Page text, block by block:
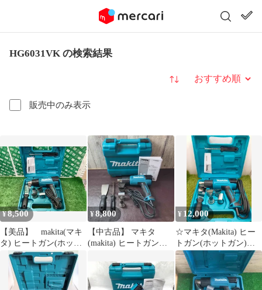
HG6031VK の検索結果
販売中のみ表示
並び替え
¥8,500
【美品】 makita(マキ
タ) ヒートガン(ホット
ガン) HG6031VK
/
ITREE6MTG2ZD
¥8,800
【中古品】 マキタ
(makita) ヒートガン
店】
¥ 12,000
☆マキタ(Makita) ヒー
トガン(ホットガン)
HG6031VK 新品・未
使用